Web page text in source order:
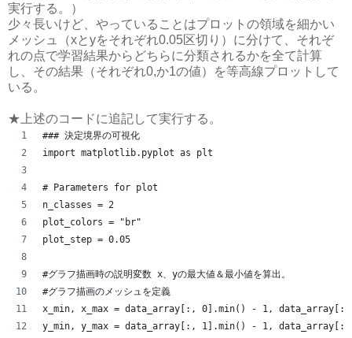
実行する。）
少々長いけど、やっていることはプロットの領域を細かい
メッシュ（xとyをそれぞれ0.05区切り）に分けて、それぞ
れの点で学習結果からどちらに分類されるかを全て計算
し、その結果（それぞれ0,か1の値）を等高線プロットして
いる。
★上述のコードに追記して実行する。
### 決定境界の可視化
import matplotlib.pyplot as plt
# Parameters for plot
n_classes = 2
plot_colors = "br"
plot_step = 0.05
#グラフ描画時の説明変数 x、yの最大値＆最小値を算出。
#グラフ描画のメッシュを定義
x_min, x_max = data_array[:, 0].min() - 1,
y_min, y_max = data_array[:, 1].min() - 1,